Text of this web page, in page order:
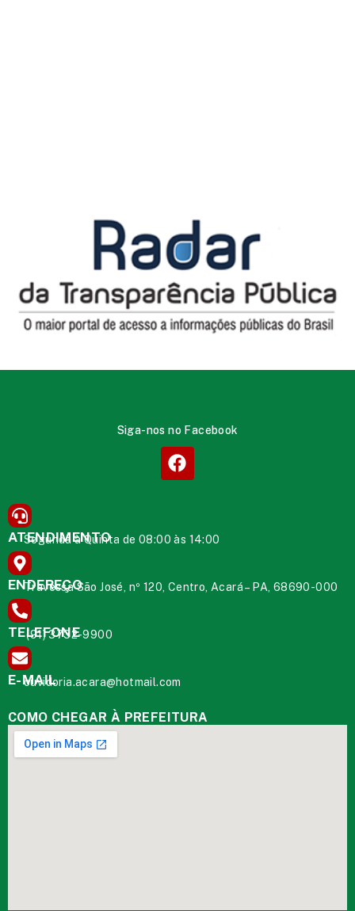
Siga-nos no Facebook
ATENDIMENTO
Segunda à Quinta de 08:00 às 14:00
ENDEREÇO
Travessa São José, nº 120, Centro, Acará – PA, 68690-000
TELEFONE
(91) 3732-9900
E-MAIL
ouvidoria.acara@hotmail.com
COMO CHEGAR À PREFEITURA